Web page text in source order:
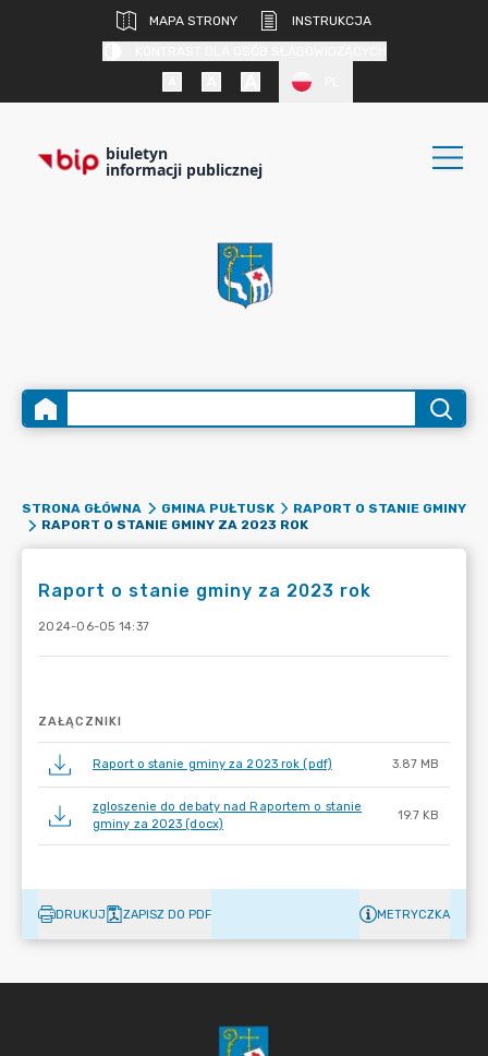
MAPA STRONY
INSTRUKCJA
biuletyn
informacji publicznej
STRONA GŁÓWNA GMINA PUŁTUSK
RAPORT O STANIE GMINY
RAPORT O STANIE GMINY ZA 2023 ROK
Raport o stanie gminy za 2023 rok
2024-06-05 14:37
ZAŁĄCZNIKI
Raport o stanie gminy za 2023 rok (pdf) 3.87 MB
zgloszenie do debaty nad Raportem o stanie
gminy za 2023 (docx)
19.7 KB
DRUKUJ ZAPISZ DO PDF METRYCZKA